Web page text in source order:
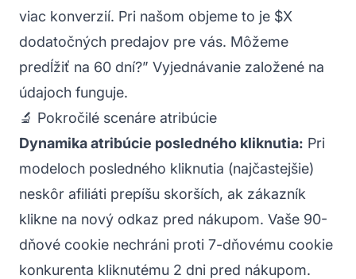
viac konverzií. Pri našom objeme to je $X
dodatočných predajov pre vás. Môžeme
predĺžiť na 60 dní?” Vyjednávanie založené na
údajoch funguje.
🔬 Pokročilé scenáre atribúcie
Dynamika atribúcie posledného kliknutia: Pri
modeloch posledného kliknutia (najčastejšie)
neskôr afiliáti prepíšu skorších, ak zákazník
klikne na nový odkaz pred nákupom. Vaše 90-
dňové cookie nechráni proti 7-dňovému cookie
konkurenta kliknutému 2 dni pred nákupom.